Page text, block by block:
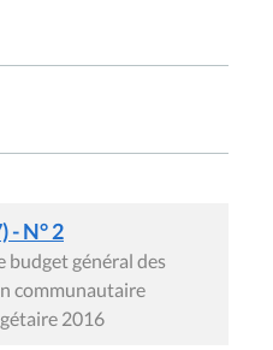
- N° 2
budget général des
communautaire
2016